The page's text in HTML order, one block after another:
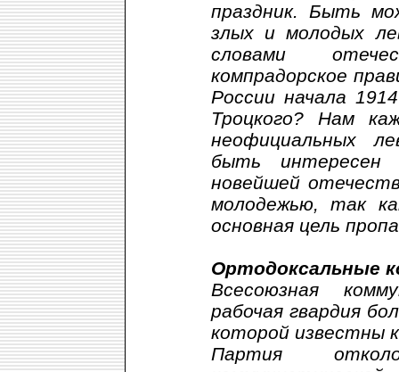
праздник. Быть
злых и молодых
словами
компрадорское
России начала
Троцкого? Нам
неофициальных
быть интересен
новейшей
молодежью, так
основная цель
Ортодоксальные
Всесоюзная
рабочая гвардия
которой известны
Партия